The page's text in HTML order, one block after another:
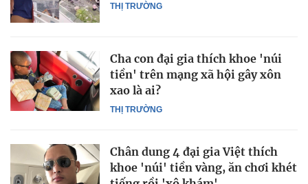
THỊ TRƯỜNG
THỊ TRƯỜNG
Cha con đại gia thích khoe 'núi
tiền' trên mạng xã hội gây xôn
xao là ai?
Chân dung 4 đại gia Việt thích
khoe 'núi' tiền vàng, ăn chơi khét